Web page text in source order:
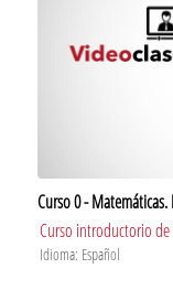
Curso 0 -
Curso introductorio
Idioma: Español